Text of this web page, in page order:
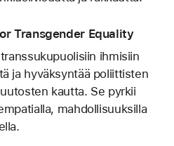
Transgender Equality
ihmisiin
ja hyväksyntää poliittisten
kautta. Se pyrkii
mahdollisuuksilla